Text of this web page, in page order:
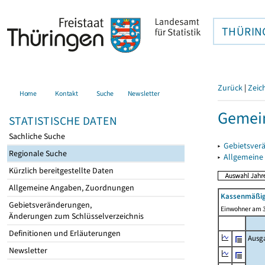
Home Kontakt Suche Newsletter
STATISTISCHE DATEN
Sachliche Suche
Regionale Suche
Kürzlich bereitgestellte Daten
Allgemeine Angaben, Zuordnungen
Gebietsveränderungen,
Änderungen zum Schlüsselverzeichnis
Definitionen und Erläuterungen
Newsletter
Zurück |
▸
▸
Einwohner am